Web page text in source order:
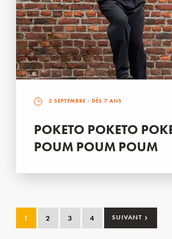
2 SEPTEMBRE - DÈS 7 ANS
POKETO POKETO
POUM POUM POUM
1 2 3 4 SUIVANT ›